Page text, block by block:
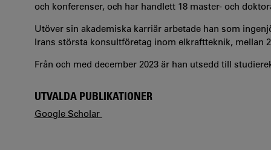
och konferenser, och har handlett 18 master- och
Utöver sin akademiska karriär arbetade han som
Irans största konsultföretag inom elkraftteknik, mellan
Från och med december 2023 är han utsedd till
UTVALDA PUBLIKATIONER
Google Scholar